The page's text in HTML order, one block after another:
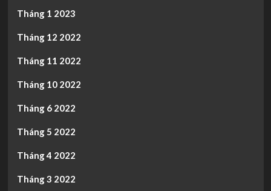
Tháng 1 2023
Tháng 12 2022
Tháng 11 2022
Tháng 10 2022
Tháng 6 2022
Tháng 5 2022
Tháng 4 2022
Tháng 3 2022